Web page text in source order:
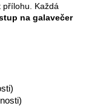
Každá
na galavečer